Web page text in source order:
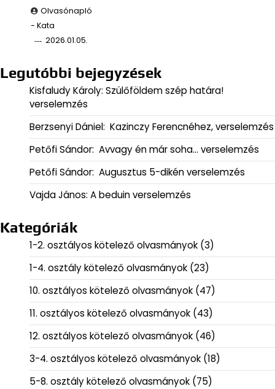
Olvasónapló
- Kata
2026.01.05.
Legutóbbi bejegyzések
Kisfaludy Károly: Szülőföldem szép határa!
verselemzés
Berzsenyi Dániel: Kazinczy Ferencnéhez, verselemzés
Petőfi Sándor: Avvagy én már soha… verselemzés
Petőfi Sándor: Augusztus 5-dikén verselemzés
Vajda János: A beduin verselemzés
Kategóriák
1-2. osztályos kötelező olvasmányok (3)
1-4. osztály kötelező olvasmányok (23)
10. osztályos kötelező olvasmányok (47)
11. osztályos kötelező olvasmányok (43)
12. osztályos kötelező olvasmányok (46)
3-4. osztályos kötelező olvasmányok (18)
5-8. osztály kötelező olvasmányok (75)